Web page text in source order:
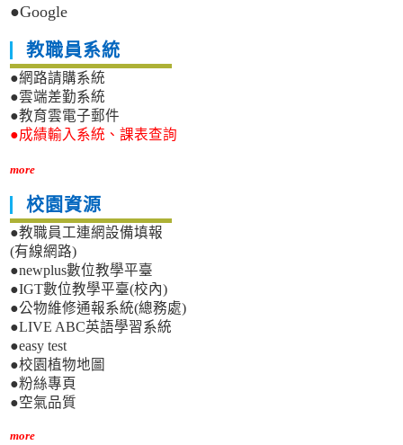
●Google
教職員系統
●網路請購系統
●雲端差勤系統
●教育雲電子郵件
●成績輸入系統、課表查詢
more
校園資源
●教職員工連網設備填報
(有線網路)
●newplus數位教學平臺
●IGT數位教學平臺(校內)
●公物維修通報系統(總務處)
●LIVE ABC英語學習系統
●easy test
●校園植物地圖
●粉絲專頁
●空氣品質
more